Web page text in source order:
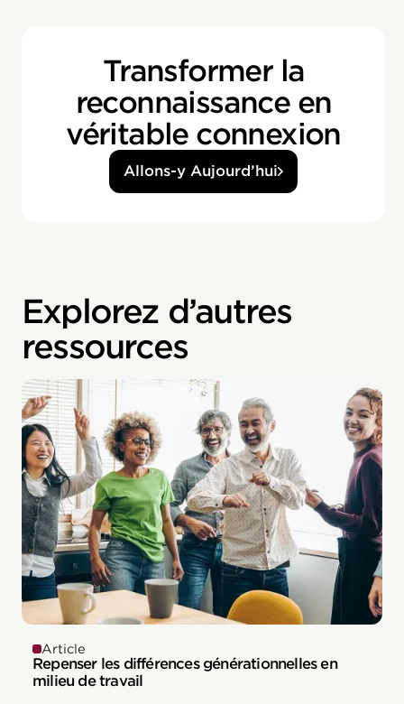
Transformer la
reconnaissance en
véritable connexion
Allons-y Aujourd’hui
Explorez d’autres
ressources
Article
Repenser les différences générationnelles en
milieu de travail